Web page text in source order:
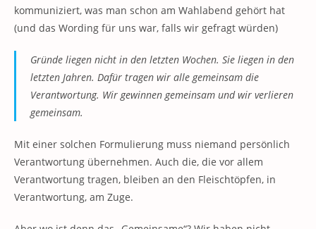
kommuniziert, was man schon am Wahlabend gehört hat
(und das Wording für uns war, falls wir gefragt würden)
Gründe liegen nicht in den letzten Wochen. Sie liegen in den
letzten Jahren. Dafür tragen wir alle gemeinsam die
Verantwortung. Wir gewinnen gemeinsam und wir verlieren
gemeinsam.
Mit einer solchen Formulierung muss niemand persönlich
Verantwortung übernehmen. Auch die, die vor allem
Verantwortung tragen, bleiben an den Fleischtöpfen, in
Verantwortung, am Zuge.